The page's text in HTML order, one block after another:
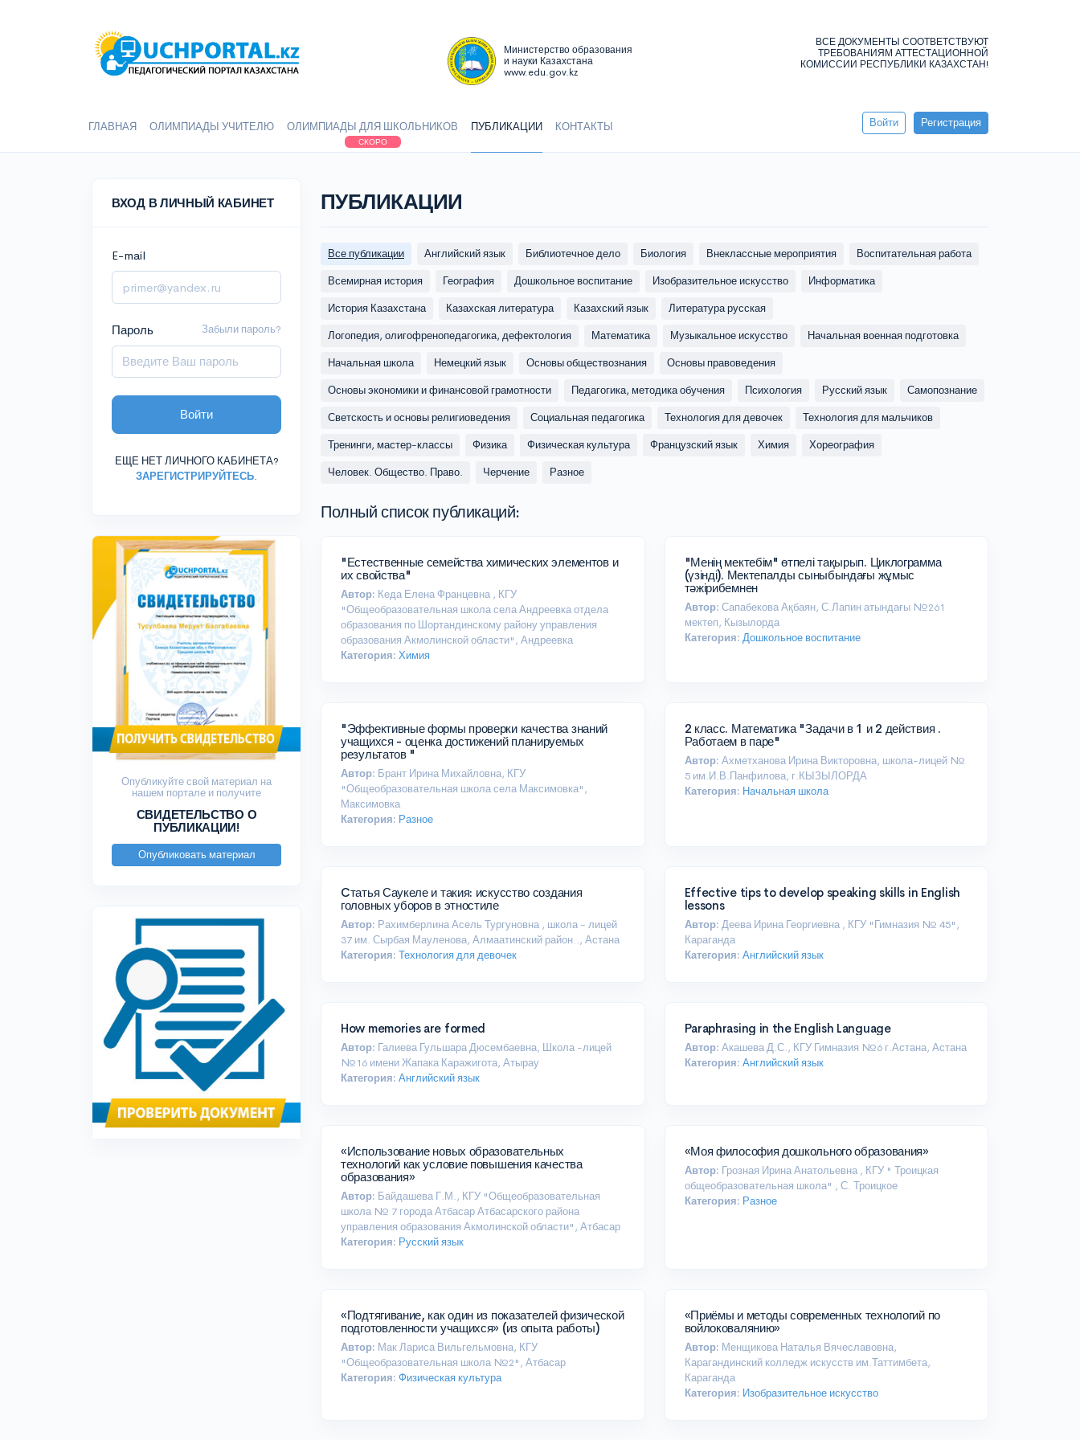
Министерство образования
и науки Казахстана
www.edu.gov.kz
ВСЕ ДОКУМЕНТЫ СООТВЕТСТВУЮТ
ТРЕБОВАНИЯМ АТТЕСТАЦИОННОЙ
КОМИССИИ РЕСПУБЛИКИ КАЗАХСТАН!
Войти Регистрация
ГЛАВНАЯ ОЛИМПИАДЫ УЧИТЕЛЮ ОЛИМПИАДЫ ДЛЯ ШКОЛЬНИКОВ
СКОРО
ПУБЛИКАЦИИ КОНТАКТЫ
ВХОД В ЛИЧНЫЙ КАБИНЕТ
E-mail
Пароль Забыли пароль?
Войти
ЕЩЕ НЕТ ЛИЧНОГО КАБИНЕТА?
ЗАРЕГИСТРИРУЙТЕСЬ.
Опубликуйте свой материал на
нашем портале и получите
СВИДЕТЕЛЬСТВО О
ПУБЛИКАЦИИ!
Опубликовать материал
ПУБЛИКАЦИИ
Все публикации Английский язык Библиотечное дело Биология Внеклассные мероприятия
Воспитательная работа
Всемирная история
География Дошкольное воспитание Изобразительное искусство
Информатика
История Казахстана
Казахская литература Казахский язык
Литература русская
Логопедия, олигофренопедагогика, дефектология
Математика Музыкальное искусство
Начальная военная подготовка
Начальная школа
Немецкий язык Основы обществознания
Основы правоведения
Основы экономики и финансовой грамотности
Педагогика, методика обучения Психология Русский язык
Самопознание
Светскость и основы религиоведения
Социальная педагогика Технология для девочек
Технология для мальчиков
Тренинги, мастер-классы
Физика Физическая культура Французский язык Химия
Хореография
Человек. Общество. Право.
Черчение Разное
Полный список публикаций:
"Естественные семейства химических элементов и
их свойства"
Автор: Кеда Елена Францевна , КГУ
"Общеобразовательная школа села Андреевка отдела
образования по Шортандинскому району управления
образования Акмолинской области", Андреевка
Категория: Химия
"Менің мектебім" өтпелі тақырып. Циклограмма
(үзінді). Мектепалды сыныбындағы жұмыс
тәжірибемнен
Автор: Сапабекова Ақбаян, С.Лапин атындағы №261
мектеп, Кызылорда
Категория: Дошкольное воспитание
"Эффективные формы проверки качества знаний
учащихся - оценка достижений планируемых
результатов "
Автор: Брант Ирина Михайловна, КГУ
"Общеобразовательная школа села Максимовка",
Максимовка
Категория: Разное
2 класс. Математика "Задачи в 1 и 2 действия .
Работаем в паре"
Автор: Ахметханова Ирина Викторовна, школа-лицей №
5 им.И.В.Панфилова, г.КЫЗЫЛОРДА
Категория: Начальная школа
Cтатья Саукеле и такия: искусство создания
головных уборов в этностиле
Автор: Рахимберлина Асель Тургуновна , школа - лицей
37 им. Сырбая Мауленова, Алмаатинский район.., Астана
Категория: Технология для девочек
Effective tips to develop speaking skills in English
lessons
Автор: Деева Ирина Георгиевна , КГУ "Гимназия № 45",
Караганда
Категория: Английский язык
How memories are formed
Автор: Галиева Гульшара Дюсембаевна, Школа -лицей
№16 имени Жапака Каражигота, Атырау
Категория: Английский язык
Paraphrasing in the English Language
Автор: Акашева Д.С., КГУ Гимназия №6 г.Астана, Астана
Категория: Английский язык
«Использование новых образовательных
технологий как условие повышения качества
образования»
Автор: Байдашева Г.М., КГУ "Общеобразовательная
школа № 7 города Атбасар Атбасарского района
управления образования Акмолинской области", Атбасар
Категория: Русский язык
«Моя философия дошкольного образования»
Автор: Грозная Ирина Анатольевна , КГУ " Троицкая
общеобразовательная школа" , С. Троицкое
Категория: Разное
«Подтягивание, как один из показателей физической
подготовленности учащихся» (из опыта работы)
Автор: Мак Лариса Вильгельмовна, КГУ
"Общеобразовательная школа №2", Атбасар
Категория: Физическая культура
«Приёмы и методы современных технологий по
войлоковалянию»
Автор: Менщикова Наталья Вячеславовна,
Карагандинский колледж искусств им.Таттимбета,
Караганда
Категория: Изобразительное искусство